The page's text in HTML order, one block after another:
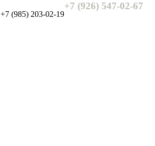
+7 (926) 547-02-67
+7 (985) 203-02-19